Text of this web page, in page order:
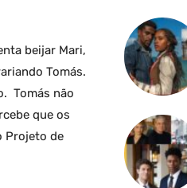
beijar Mari,
Tomás.
Tomás não
que os
Projeto de